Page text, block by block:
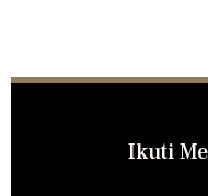
Ikuti